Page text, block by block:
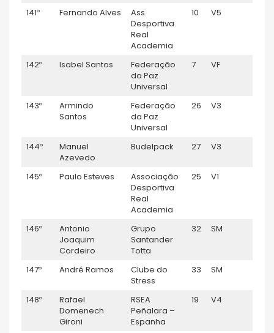
141º Fernando Alves
Ass.
Desportiva
Real
Academia
10 V5
142º Isabel Santos
Federação
da Paz
Universal
7 VF
143º
Armindo
Santos
Federação
da Paz
Universal
26 V3
144º
Manuel
Azevedo
Budelpack 27 V3
145º Paulo Esteves
Associação
Desportiva
Real
Academia
25 V1
146º
Antonio
Joaquim
Cordeiro
Grupo
Santander
Totta
32 SM
147º André Ramos
Clube do
Stress
33 SM
148º
Rafael
Domenech
Gironi
RSEA
Peñalara –
Espanha
19 V4